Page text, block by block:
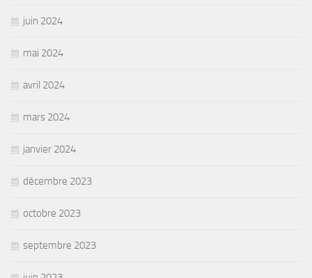
juin 2024
mai 2024
avril 2024
mars 2024
janvier 2024
décembre 2023
octobre 2023
septembre 2023